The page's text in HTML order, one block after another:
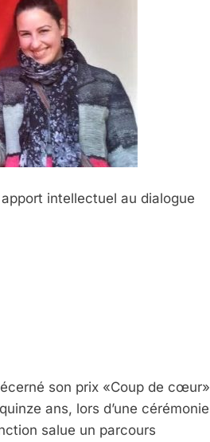
intellectuel au dialogue
son prix «Coup de cœur»
ans, lors d’une cérémonie
salue un parcours